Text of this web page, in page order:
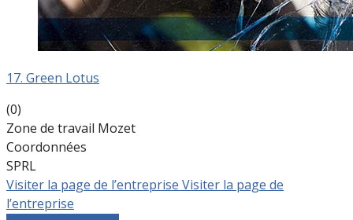
17. Green Lotus
(0)
Zone de travail Mozet
Coordonnées
SPRL
Visiter la page de l’entreprise Visiter la page de
l’entreprise